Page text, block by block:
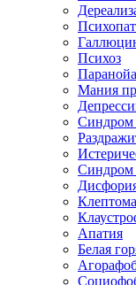
Психоз
Паранойа
Мания
Синдром
Синдром
Апатия
Белая